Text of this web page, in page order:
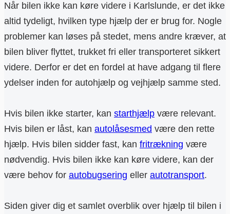
Når bilen ikke kan køre videre i Karlslunde, er det ikke
altid tydeligt, hvilken type hjælp der er brug for. Nogle
problemer kan løses på stedet, mens andre kræver, at
bilen bliver flyttet, trukket fri eller transporteret sikkert
videre. Derfor er det en fordel at have adgang til flere
ydelser inden for autohjælp og vejhjælp samme sted.
Hvis bilen ikke starter, kan starthjælp være relevant.
Hvis bilen er låst, kan autolåsesmed være den rette
hjælp. Hvis bilen sidder fast, kan fritrækning være
nødvendig. Hvis bilen ikke kan køre videre, kan der
være behov for autobugsering eller autotransport.
Siden giver dig et samlet overblik over hjælp til bilen i